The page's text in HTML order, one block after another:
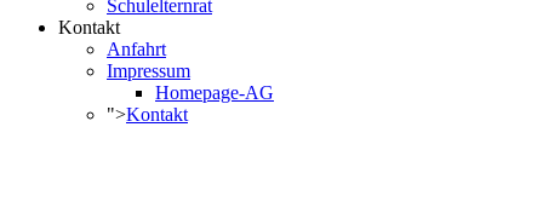
Schulelternrat
Kontakt
Anfahrt
Impressum
Homepage-AG
">Kontakt